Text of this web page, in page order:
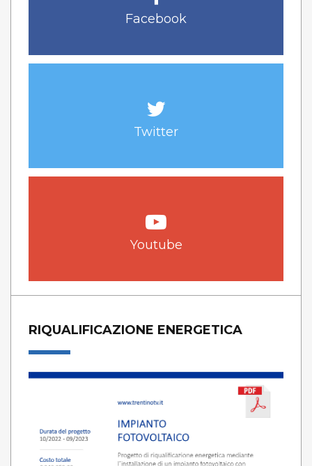
Facebook
Twitter
Youtube
RIQUALIFICAZIONE ENERGETICA